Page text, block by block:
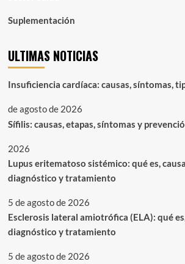
Suplementación
ULTIMAS NOTICIAS
Insuficiencia cardíaca: causas, síntomas,
de agosto de 2026
Sífilis: causas, etapas, síntomas y
2026
Lupus eritematoso sistémico: qué es,
diagnóstico y tratamiento
5 de agosto de 2026
Esclerosis lateral amiotrófica (ELA): qué
diagnóstico y tratamiento
5 de agosto de 2026